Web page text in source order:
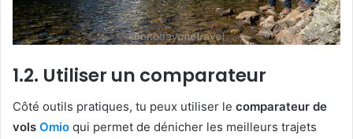
1.2. Utiliser un comparateur
Côté outils pratiques, tu peux utiliser le comparateur de
vols Omio qui permet de dénicher les meilleurs trajets